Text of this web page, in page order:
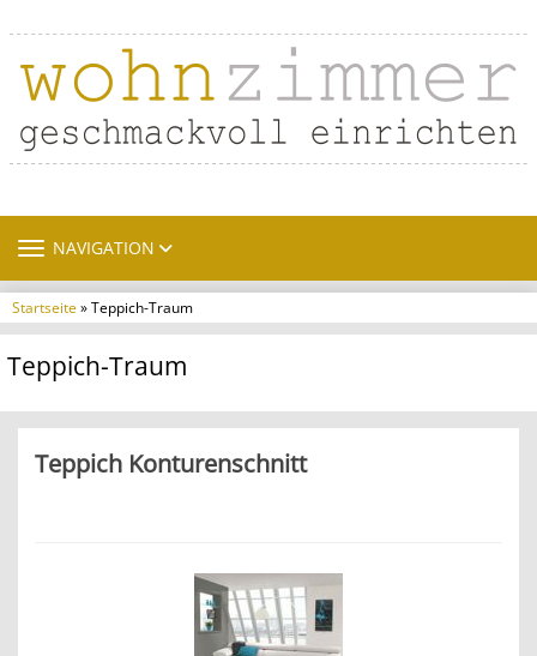
TOGGLE NAVIGATION
NAVIGATION
Startseite» Teppich-Traum
Teppich-Traum
Teppich Konturenschnitt